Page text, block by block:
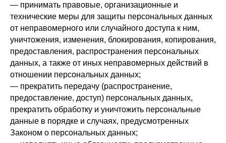
— принимать правовые, организационные и
технические меры для защиты персональных данных
от неправомерного или случайного доступа к ним,
уничтожения, изменения, блокирования, копирования,
предоставления, распространения персональных
данных, а также от иных неправомерных действий в
отношении персональных данных;
— прекратить передачу (распространение,
предоставление, доступ) персональных данных,
прекратить обработку и уничтожить персональные
данные в порядке и случаях, предусмотренных
Законом о персональных данных;